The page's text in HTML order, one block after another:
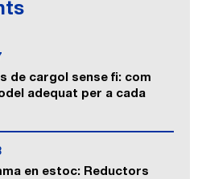
de cargol sense fi: com
adequat per a cada
en estoc: Reductors